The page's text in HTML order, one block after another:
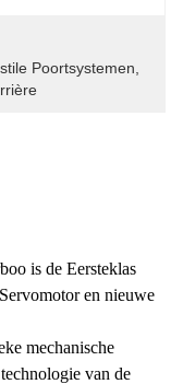
Poortsystemen
is de Eersteklas
en nieuwe
mechanische
van de